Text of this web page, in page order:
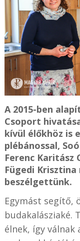
A 2015-ben
Csoport
kívül élőkhöz is
plébánossal,
Ferenc Karitász
Fügedi
beszélgettünk.
Egymást segítő,
budakalásziaké.
élnek, így válnak